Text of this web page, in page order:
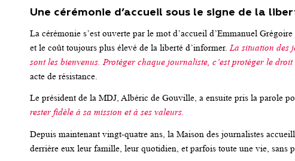
Une cérémonie d’accueil sous le signe de la
La cérémonie s’est ouverte par le mot d’accueil d’Emmanuel
et le coût toujours plus élevé de la liberté d’informer. La situation des
sont les bienvenus. Protéger chaque journaliste, c’est protéger le
acte de résistance.
Le président de la MDJ, Albéric de Gouville, a ensuite pris la parole
rester fidèle à sa mission et à ses valeurs.
Depuis maintenant vingt-quatre ans, la Maison des journalistes
derrière eux leur famille, leur quotidien, et parfois toute une vie, sans